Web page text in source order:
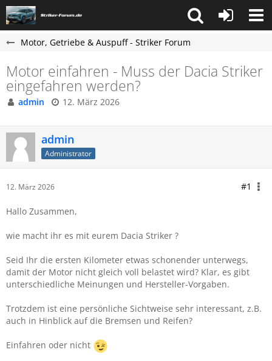
Motor, Getriebe & Auspuff - Striker Forum
Motor einfahren - Muss der Dacia Striker
eingefahren werden?
admin 12. März 2026
admin
Administrator
12. März 2026 #1
Hallo Zusammen,
wie macht ihr es mit eurem Dacia Striker ?
Seid Ihr die ersten Kilometer etwas schonender unterwegs,
damit der Motor nicht gleich voll belastet wird? Klar, es gibt
unterschiedliche Meinungen und Hersteller-Vorgaben.
Trotzdem ist eine persönliche Sichtweise sehr interessant, z.B.
auch in Hinblick auf die Bremsen und Reifen?
Einfahren oder nicht